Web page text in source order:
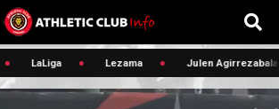
LaLiga Lezama Julen Agirrezabala